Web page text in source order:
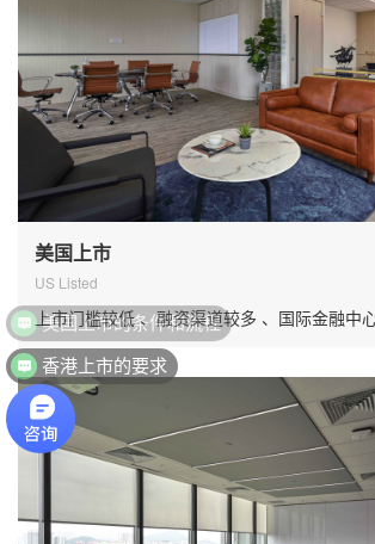
美国上市
US Listed
上市门槛较低 、融资渠道较多 、国际金融中
美国上市的条件和流程
香港上市的要求